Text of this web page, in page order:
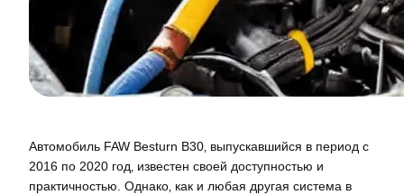
Автомобиль FAW Besturn B30‚ выпускавшийся в период с
2016 по 2020 год‚ известен своей доступностью и
практичностью. Однако‚ как и любая другая система в